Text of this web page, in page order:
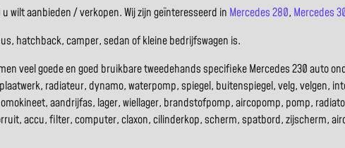
wilt aanbieden / verkopen. Wij zijn geïnteresseerd in Mercedes 280, Mercedes
hatchback, camper, sedan of kleine bedrijfswagen is.
veel goede en goed bruikbare tweedehands specifieke Mercedes 230 auto
radiateur, dynamo, waterpomp, spiegel, buitenspiegel, velg, velgen,
aandrijfas, lager, wiellager, brandstofpomp, aircopomp, pomp,
accu, filter, computer, claxon, cilinderkop, scherm, spatbord, zijscherm,